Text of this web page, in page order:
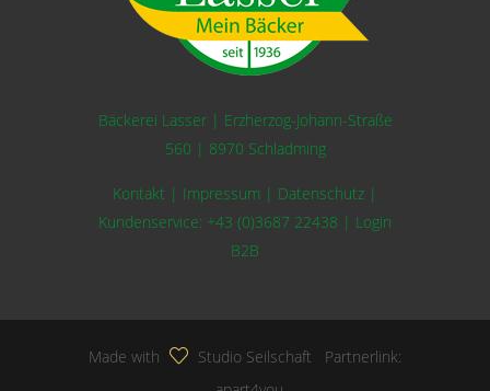
Bäckerei Lasser | Erzherzog-Johann-Straße
560 | 8970 Schladming
Kontakt | Impressum | Datenschutz |
Kundenservice: +43 (0)3687 22438 | Login
B2B
Made with Studio Seilschaft
Partnerlink: